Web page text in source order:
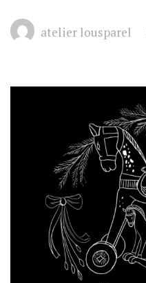
atelier lousparel